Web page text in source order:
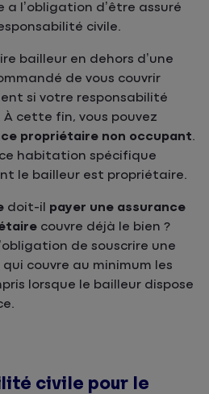
l’obligation d’être assuré
civile.
bailleur en dehors d’une
de vous couvrir
si votre responsabilité
cette fin, vous pouvez
propriétaire non occupant.
habitation spécifique
le bailleur est propriétaire.
doit-il payer une assurance
couvre déjà le bien ?
de souscrire une
qui couvre au minimum les
lorsque le bailleur dispose
civile pour le